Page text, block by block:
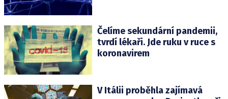
Čelíme sekundární pandemii,
tvrdí lékaři. Jde ruku v ruce s
koronavirem
V Itálii proběhla zajímavá